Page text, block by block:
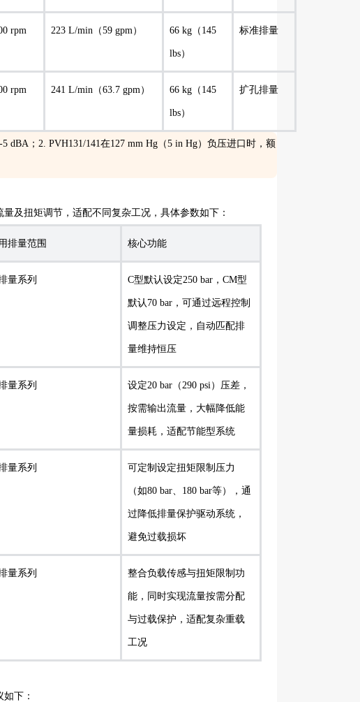
rpm 223 L/min（59 gpm） 66 kg（145
lbs）
标准排量
rpm 241 L/min（63.7 gpm） 66 kg（145
lbs）
扩孔排量
；2. PVH131/141在127 mm Hg（5 in Hg）负压进口时，额
及扭矩调节，适配不同复杂工况，具体参数如下：
排量范围 核心功能
量系列 C型默认设定250 bar，CM型
默认70 bar，可通过远程控制
调整压力设定，自动匹配排
量维持恒压
量系列 设定20 bar（290 psi）压差，
按需输出流量，大幅降低能
量损耗，适配节能型系统
量系列 可定制设定扭矩限制压力
（如80 bar、180 bar等），通
过降低排量保护驱动系统，
避免过载损坏
量系列 整合负载传感与扭矩限制功
能，同时实现流量按需分配
与过载保护，适配复杂重载
工况
下：